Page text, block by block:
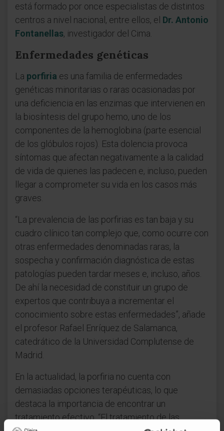
está formado por once especialistas de distintos
centros a nivel nacional, entre ellos, el Dr. Antonio
Fontanellas, investigador del Cima.
Enfermedades genéticas
La porfiria es una familia de enfermedades
genéticas minoritarias o raras ocasionadas por
una deficiencia en las enzimas que intervienen en
la biosíntesis del grupo hemo, uno de los
componentes de la hemoglobina (parte esencial
de los glóbulos rojos). Esta dolencia provoca
síntomas que afectan negativamente a la calidad
de vida de quienes las padecen e, incluso, pueden
llegar a comprometer su vida en los casos más
graves.
“La prevalencia de las porfirias es tan baja y su
cuadro clínico tan complejo que, como ocurre con
otras enfermedades denominadas raras, la
sospecha y confirmación diagnóstica de estas
patologías pueden tardar meses e, incluso, años.
De ahí la necesidad de constituir un grupo de
expertos que contribuya a incrementar el
conocimiento sobre estas enfermedades”, añade
el profesor Rafael Enríquez de Salamanca,
catedrático de la Universidad Complutense de
Madrid.
En la actualidad, la porfiria no cuenta con
demasiadas opciones terapéuticas, lo que
destaca la importancia de encontrar un
tratamiento efectivo. “El tratamiento de las